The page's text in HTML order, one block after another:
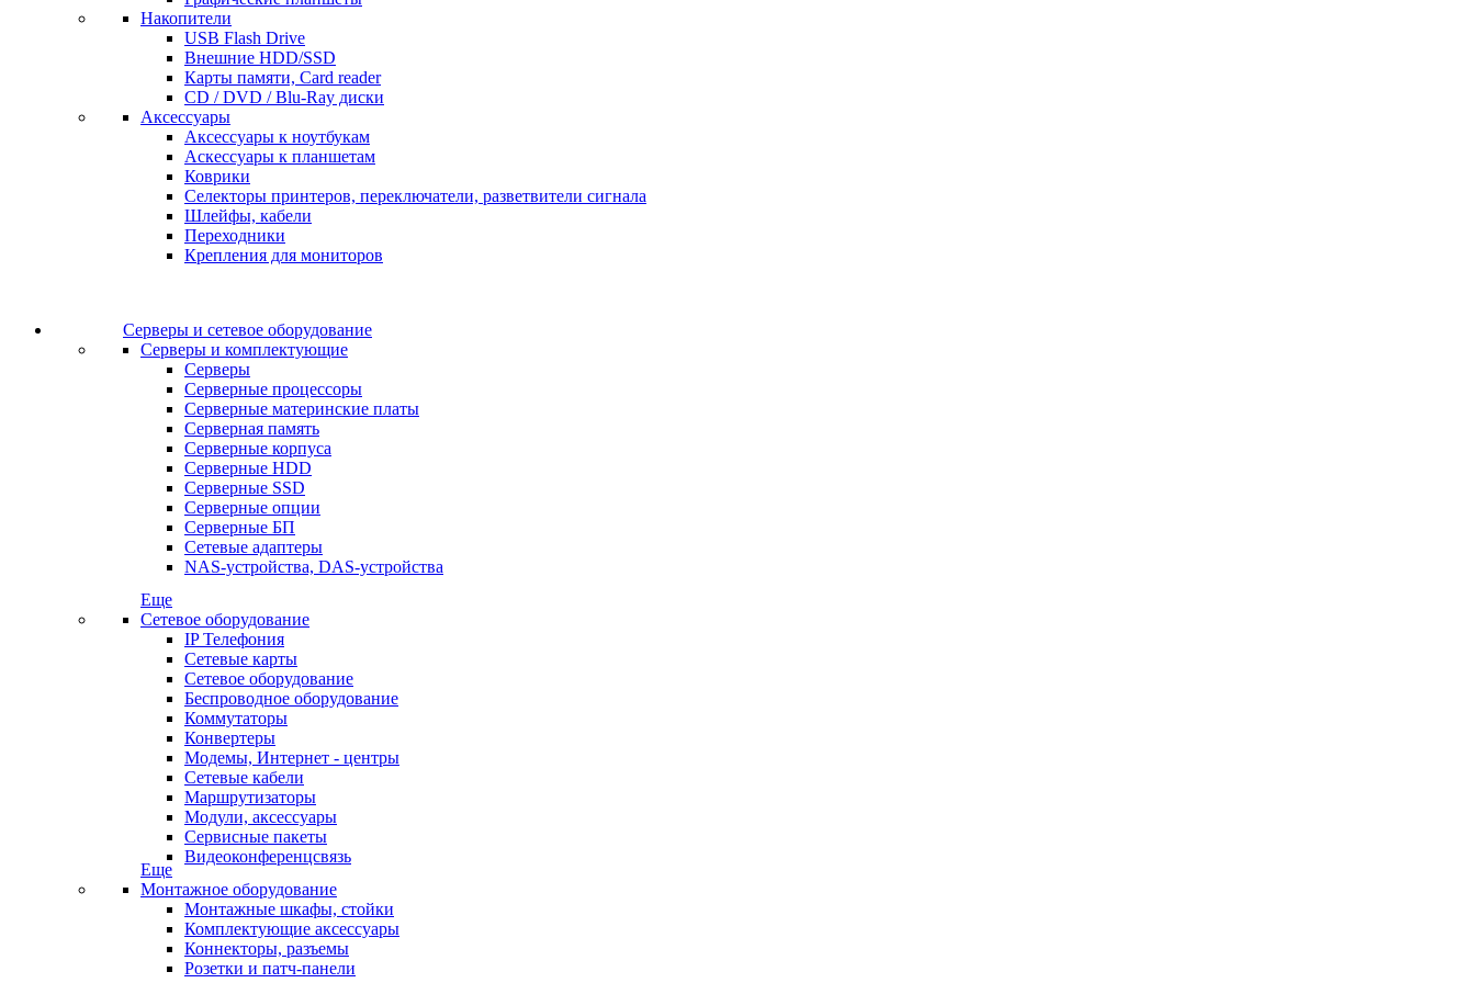
Накопители
USB Flash Drive
Внешние HDD/SSD
Карты памяти, Card reader
CD / DVD / Blu-Ray диски
Аксессуары
Аксессуары к ноутбукам
Аскессуары к планшетам
Коврики
Селекторы принтеров, переключатели, разветвители сигнала
Шлейфы, кабели
Переходники
Крепления для мониторов
Серверы и сетевое оборудование
Серверы и комплектующие
Серверы
Серверные процессоры
Серверные материнские платы
Серверная память
Серверные корпуса
Серверные HDD
Серверные SSD
Серверные опции
Серверные БП
Сетевые адаптеры
NAS-устройства, DAS-устройства
Еще
Сетевое оборудование
IP Телефония
Сетевые карты
Сетевое оборудование
Беспроводное оборудование
Коммутаторы
Конвертеры
Модемы, Интернет - центры
Сетевые кабели
Маршрутизаторы
Модули, аксессуары
Сервисные пакеты
Видеоконференцсвязь
Еще
Монтажное оборудование
Монтажные шкафы, стойки
Комплектующие аксессуары
Коннекторы, разъемы
Розетки и патч-панели